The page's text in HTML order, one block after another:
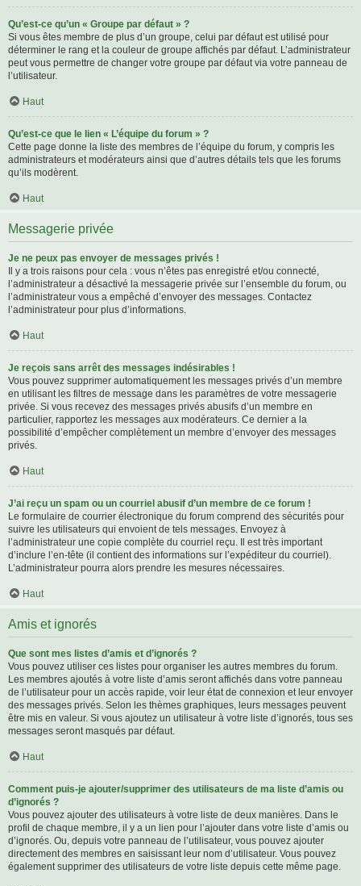
Qu’est-ce qu’un « Groupe par défaut » ?
Si vous êtes membre de plus d’un groupe, celui par défaut est utilisé pour
déterminer le rang et la couleur de groupe affichés par défaut. L’administrateur
peut vous permettre de changer votre groupe par défaut via votre panneau de
l’utilisateur.
Haut
Qu’est-ce que le lien « L’équipe du forum » ?
Cette page donne la liste des membres de l’équipe du forum, y compris les
administrateurs et modérateurs ainsi que d’autres détails tels que les forums
qu’ils modèrent.
Haut
Messagerie privée
Je ne peux pas envoyer de messages privés !
Il y a trois raisons pour cela : vous n’êtes pas enregistré et/ou connecté,
l’administrateur a désactivé la messagerie privée sur l’ensemble du forum, ou
l’administrateur vous a empêché d’envoyer des messages. Contactez
l’administrateur pour plus d’informations.
Haut
Je reçois sans arrêt des messages indésirables !
Vous pouvez supprimer automatiquement les messages privés d’un membre
en utilisant les filtres de message dans les paramètres de votre messagerie
privée. Si vous recevez des messages privés abusifs d’un membre en
particulier, rapportez les messages aux modérateurs. Ce dernier a la
possibilité d’empêcher complètement un membre d’envoyer des messages
privés.
Haut
J’ai reçu un spam ou un courriel abusif d’un membre de ce forum !
Le formulaire de courrier électronique du forum comprend des sécurités pour
suivre les utilisateurs qui envoient de tels messages. Envoyez à
l’administrateur une copie complète du courriel reçu. Il est très important
d’inclure l’en-tête (il contient des informations sur l’expéditeur du courriel).
L’administrateur pourra alors prendre les mesures nécessaires.
Haut
Amis et ignorés
Que sont mes listes d’amis et d’ignorés ?
Vous pouvez utiliser ces listes pour organiser les autres membres du forum.
Les membres ajoutés à votre liste d’amis seront affichés dans votre panneau
de l’utilisateur pour un accès rapide, voir leur état de connexion et leur envoyer
des messages privés. Selon les thèmes graphiques, leurs messages peuvent
être mis en valeur. Si vous ajoutez un utilisateur à votre liste d’ignorés, tous ses
messages seront masqués par défaut.
Haut
Comment puis-je ajouter/supprimer des utilisateurs de ma liste d’amis ou
d’ignorés ?
Vous pouvez ajouter des utilisateurs à votre liste de deux manières. Dans le
profil de chaque membre, il y a un lien pour l’ajouter dans votre liste d’amis ou
d’ignorés. Ou, depuis votre panneau de l’utilisateur, vous pouvez ajouter
directement des membres en saisissant leur nom d’utilisateur. Vous pouvez
également supprimer des utilisateurs de votre liste depuis cette même page.